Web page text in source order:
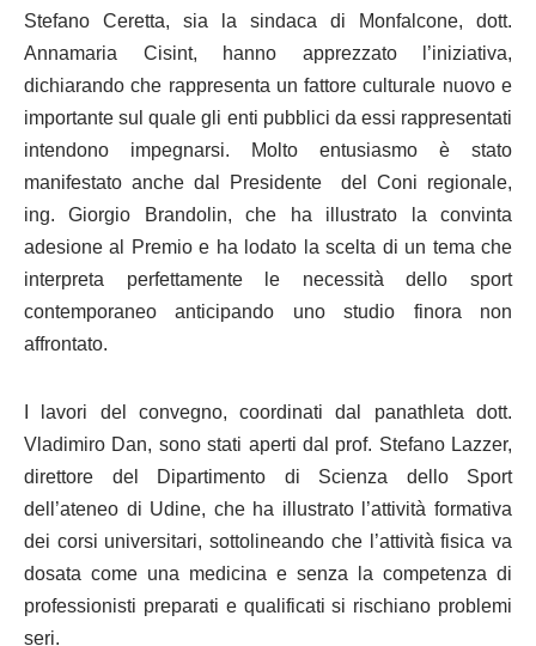
Stefano Ceretta, sia la sindaca di Monfalcone, dott.
Annamaria Cisint, hanno apprezzato l’iniziativa,
dichiarando che rappresenta un fattore culturale nuovo e
importante sul quale gli enti pubblici da essi rappresentati
intendono impegnarsi. Molto entusiasmo è stato
manifestato anche dal Presidente del Coni regionale,
ing. Giorgio Brandolin, che ha illustrato la convinta
adesione al Premio e ha lodato la scelta di un tema che
interpreta perfettamente le necessità dello sport
contemporaneo anticipando uno studio finora non
affrontato.
I lavori del convegno, coordinati dal panathleta dott.
Vladimiro Dan, sono stati aperti dal prof. Stefano Lazzer,
direttore del Dipartimento di Scienza dello Sport
dell’ateneo di Udine, che ha illustrato l’attività formativa
dei corsi universitari, sottolineando che l’attività fisica va
dosata come una medicina e senza la competenza di
professionisti preparati e qualificati si rischiano problemi
seri.